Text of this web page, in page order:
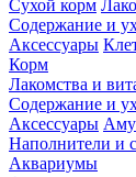
Сухой корм
Содержание и
Аксессуары
Корм
Лакомства и
Содержание и
Аксессуары
Наполнители и
Аквариумы